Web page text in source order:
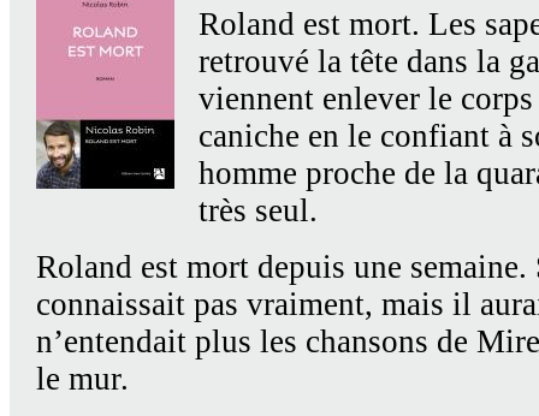
Roland est mort. Les
retrouvé la tête dans la
viennent enlever le corps
caniche en le confiant à
homme proche de la
très seul.
Roland est mort depuis une
connaissait pas vraiment, mais il
n’entendait plus les chansons de
le mur.